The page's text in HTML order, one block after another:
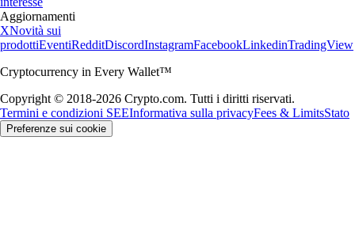
Aggiornamenti
XNovità sui
prodottiEventiRedditDiscordInstagramFacebookLinkedinTradingView
Cryptocurrency in Every Wallet™
Copyright © 2018-2026 Crypto.com. Tutti i diritti riservati.
Termini e condizioni SEEInformativa sulla privacyFees & LimitsStato
Preferenze sui cookie